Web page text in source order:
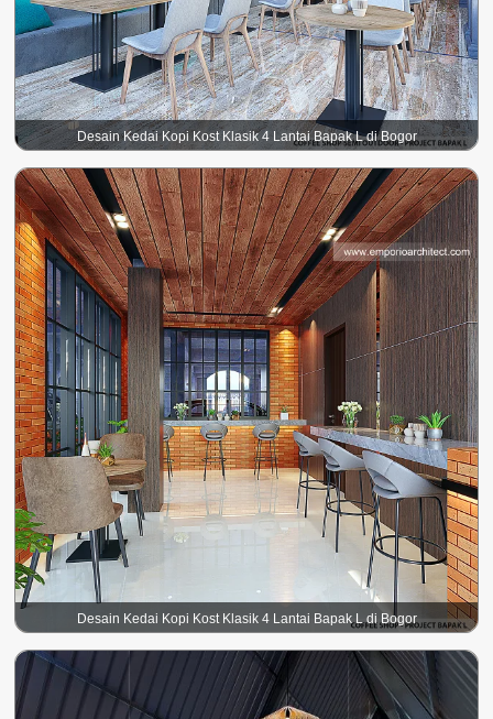
Desain Kedai Kopi Kost Klasik 4 Lantai Bapak L di Bogor
Desain Kedai Kopi Kost Klasik 4 Lantai Bapak L di Bogor